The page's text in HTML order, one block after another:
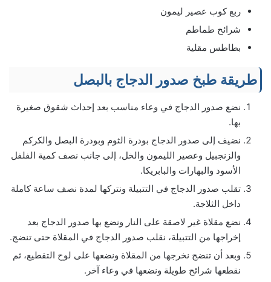
ربع كوب عصير ليمون
شرائح طماطم
بطاطس مقلية
طريقة طبخ صدور الدجاج بالبصل
نضع صدور الدجاج في وعاء مناسب بعد إحداث شقوق صغيرة
بها.
نضيف إلى صدور الدجاج بودرة الثوم وبودرة البصل والكركم
والزنجبيل وعصير الليمون والخل، إلى جانب نصف كمية الفلفل
الأسود والبهارات والبابريكا.
تقلب صدور الدجاج في التتبيلة ونتركها لمدة نصف ساعة كاملة
داخل الثلاجة.
نضع مقلاة غير لاصقة على النار ونضع بها صدور الدجاج بعد
إخراجها من التتبيلة، نقلب صدور الدجاج في المقلاة حتى تنضج.
وبعد أن تنضج نخرجها من المقلاة ونضعها على لوح التقطيع، ثم
نقطعها شرائح طويلة ونضعها في وعاء آخر.